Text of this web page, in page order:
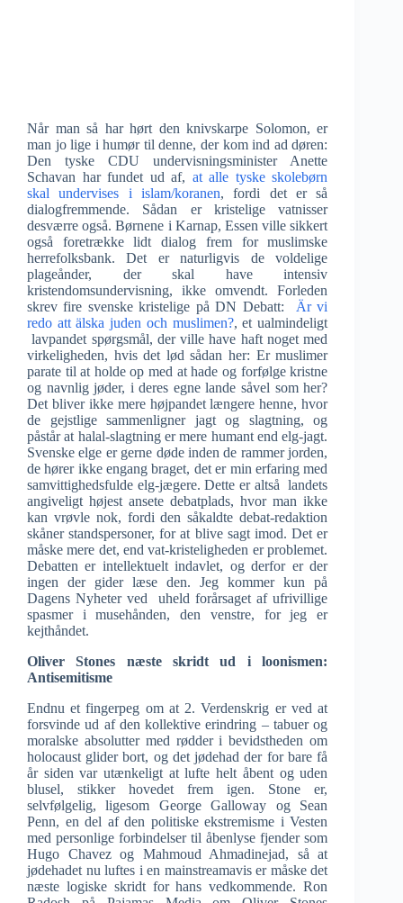
Når man så har hørt den knivskarpe Solomon, er
man jo lige i humør til denne, der kom ind ad døren:
Den tyske CDU undervisningsminister Anette
Schavan har fundet ud af, at alle tyske skolebørn
skal undervises i islam/koranen, fordi det er så
dialogfremmende. Sådan er kristelige vatnisser
desværre også. Børnene i Karnap, Essen ville sikkert
også foretrække lidt dialog frem for muslimske
herrefolksbank. Det er naturligvis de voldelige
plageånder, der skal have intensiv
kristendomsundervisning, ikke omvendt. Forleden
skrev fire svenske kristelige på DN Debatt: Är vi
redo att älska juden och muslimen?, et ualmindeligt
lavpandet spørgsmål, der ville have haft noget med
virkeligheden, hvis det lød sådan her: Er muslimer
parate til at holde op med at hade og forfølge kristne
og navnlig jøder, i deres egne lande såvel som her?
Det bliver ikke mere højpandet længere henne, hvor
de gejstlige sammenligner jagt og slagtning, og
påstår at halal-slagtning er mere humant end elg-jagt.
Svenske elge er gerne døde inden de rammer jorden,
de hører ikke engang braget, det er min erfaring med
samvittighedsfulde elg-jægere. Dette er altså landets
angiveligt højest ansete debatplads, hvor man ikke
kan vrøvle nok, fordi den såkaldte debat-redaktion
skåner standspersoner, for at blive sagt imod. Det er
måske mere det, end vat-kristeligheden er problemet.
Debatten er intellektuelt indavlet, og derfor er der
ingen der gider læse den. Jeg kommer kun på
Dagens Nyheter ved uheld forårsaget af ufrivillige
spasmer i musehånden, den venstre, for jeg er
kejthåndet.
Oliver Stones næste skridt ud i loonismen:
Antisemitisme
Endnu et fingerpeg om at 2. Verdenskrig er ved at
forsvinde ud af den kollektive erindring – tabuer og
moralske absolutter med rødder i bevidstheden om
holocaust glider bort, og det jødehad der for bare få
år siden var utænkeligt at lufte helt åbent og uden
blusel, stikker hovedet frem igen. Stone er,
selvfølgelig, ligesom George Galloway og Sean
Penn, en del af den politiske ekstremisme i Vesten
med personlige forbindelser til åbenlyse fjender som
Hugo Chavez og Mahmoud Ahmadinejad, så at
jødehadet nu luftes i en mainstreamavis er måske det
næste logiske skridt for hans vedkommende. Ron